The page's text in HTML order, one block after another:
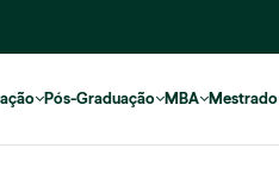
Pós-Graduação MBA Mestrado